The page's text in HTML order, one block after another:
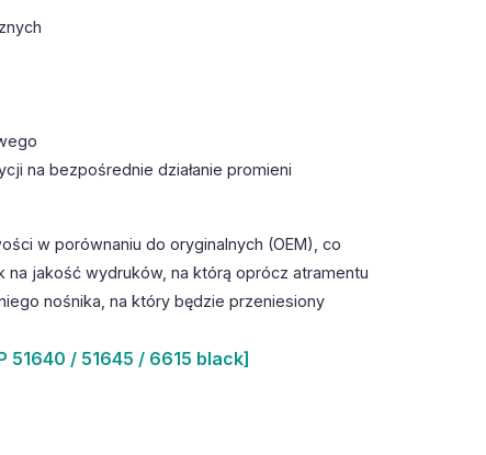
na bezpośrednie działanie promieni
w porównaniu do oryginalnych (OEM), co
jakość wydruków, na którą oprócz atramentu
nośnika, na który będzie przeniesiony
51640 / 51645 / 6615 black]